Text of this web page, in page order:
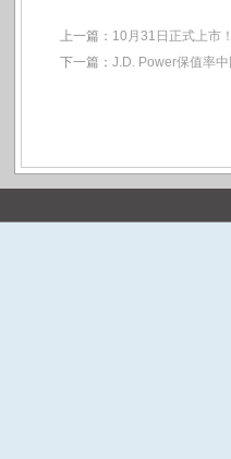
上一篇： 10月31日正式上市
下一篇： J.D. Power保值率